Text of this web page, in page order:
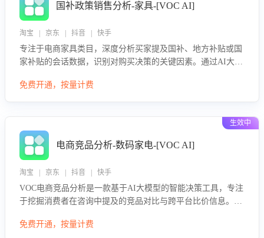
国补政策销售分析-家具-[VOC AI]
淘宝 | 京东 | 抖音 | 快手
专注于电商家具类目，深度分析买家提及国补、地方补贴或国
家补贴的会话数据，识别对购买决策的关键因素。通过AI大模
略，助力商家利用国补政策提升GMV。
免费开通，按量计费
生效中
电商竞品分析-数码家电-[VOC AI]
淘宝 | 京东 | 抖音 | 快手
VOC电商竞品分析是一款基于AI大模型的智能决策工具，专注
于挖掘消费者在咨询中提及的竞品对比与跨平台比价信息。该
息，进行多维度交叉对比，并分析消费者的比价行为。通过提
免费开通，按量计费